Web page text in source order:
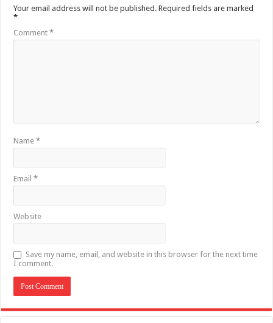
Your email address will not be published. Required fields are marked
*
Comment*
Name*
Email*
Website
Save my name, email, and website in this browser for the next time
I comment.